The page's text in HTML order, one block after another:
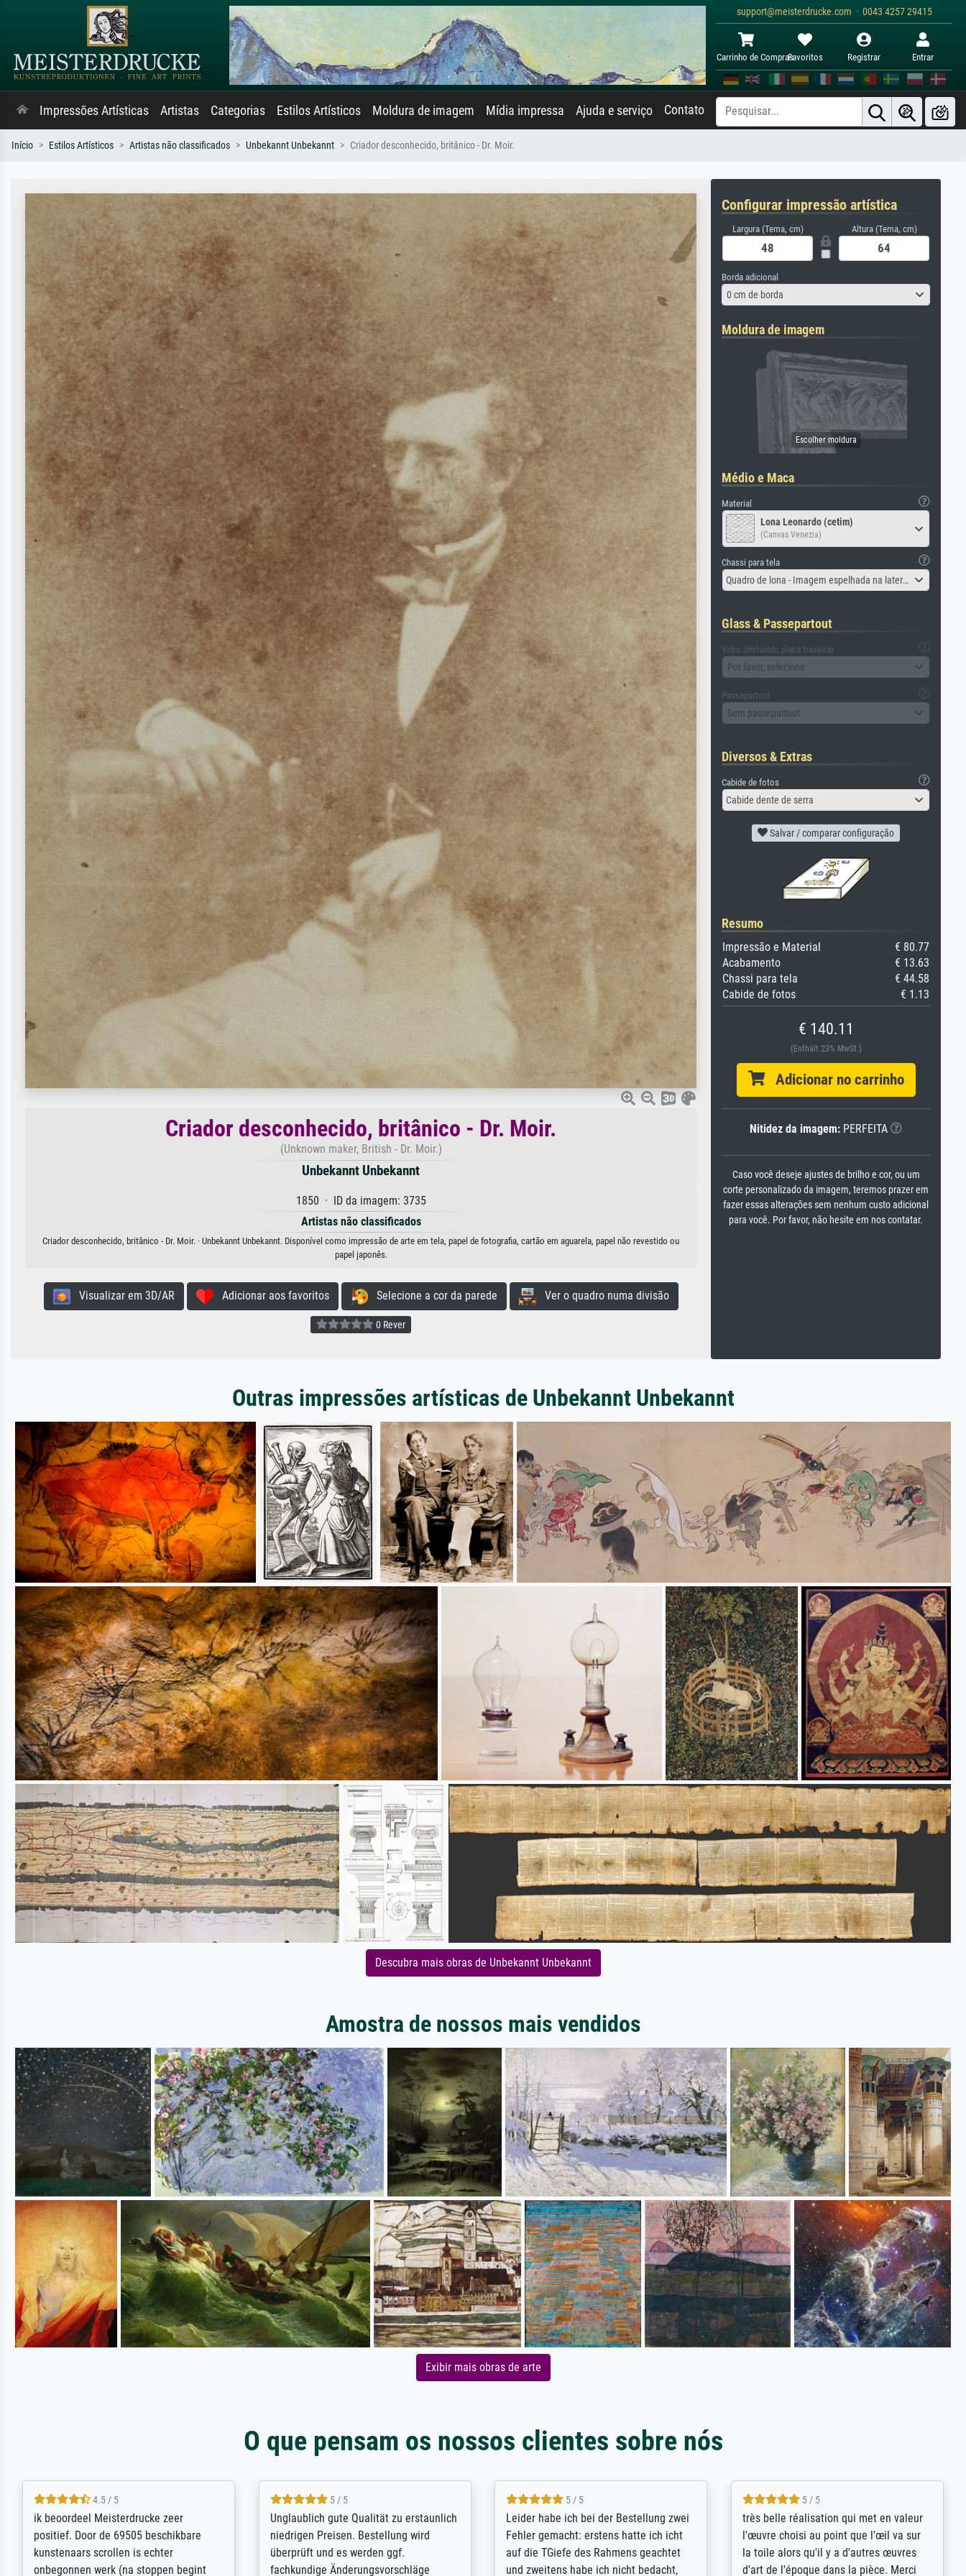
support@meisterdrucke.com · 0043 4257 29415
Carrinho de ComprasFavoritos Registrar Entrar
Impressões Artísticas Artistas Categorias Estilos Artísticos Moldura de imagem Mídia impressa Ajuda e serviço Contato
Início Estilos Artísticos Artistas não classificados Unbekannt Unbekannt Criador desconhecido, britânico - Dr. Moir.
Criador desconhecido, britânico - Dr. Moir.
(Unknown maker, British - Dr. Moir.)
Unbekannt Unbekannt
1850 · ID da imagem: 3735
Artistas não classificados
Criador desconhecido, britânico - Dr. Moir. · Unbekannt Unbekannt. Disponível como impressão de arte em tela, papel de fotografia, cartão em aguarela, papel não revestido ou
papel japonês.
Visualizar em 3D/AR Adicionar aos favoritos Selecione a cor da parede Ver o quadro numa divisão
0 Rever
Configurar impressão artística
Largura (Tema, cm) Altura (Tema, cm)
Borda adicional
0 cm de borda
Moldura de imagem
Médio e Maca
Material
Lona Leonardo (cetim)
(Canvas Venezia)
Chassi para tela
Quadro de lona - Imagem espelhada na lateral
Glass & Passepartout
Vidro (incluindo placa traseira)
Por favor, selecione
Passepartout
Sem passepartout
Diversos & Extras
Cabide de fotos
Cabide dente de serra
Salvar / comparar configuração
Resumo
Impressão e Material
€ 80.77
Acabamento
€ 13.63
Chassi para tela
€ 44.58
Cabide de fotos
€ 1.13
€ 140.11
(Enthält 23% MwSt.)
Adicionar no carrinho
Nitidez da imagem: PERFEITA
Caso você deseje ajustes de brilho e cor, ou um
corte personalizado da imagem, teremos prazer em
fazer essas alterações sem nenhum custo adicional
para você. Por favor, não hesite em nos contatar.
Outras impressões artísticas de Unbekannt Unbekannt
Descubra mais obras de Unbekannt Unbekannt
Amostra de nossos mais vendidos
Exibir mais obras de arte
O que pensam os nossos clientes sobre nós
5 / 5
Die Zufriedenheit ist auch nicht dadurch
getrübt, dass das Bild entgegen einer
angegebenen Lieferanschrift (sollte
eine Überraschung für die normannische
5 / 5
Excellent / Highly recommended. The
selection, ordering and payment process
were easy, shipping was efficient and
the item itself exceeds expectations. I
5 / 5
The team at Meisterdrucke strives to
meet its clients demands, and provides
expert advice on how to obtain the best
results for the prints requested by the
5 / 5
eine große Auswahl an Bildern und
deren Reproduktionsmöglichkeiten;
wurde sehr gut durch die einzelnen
Bestellkriterien geführt, verständliche